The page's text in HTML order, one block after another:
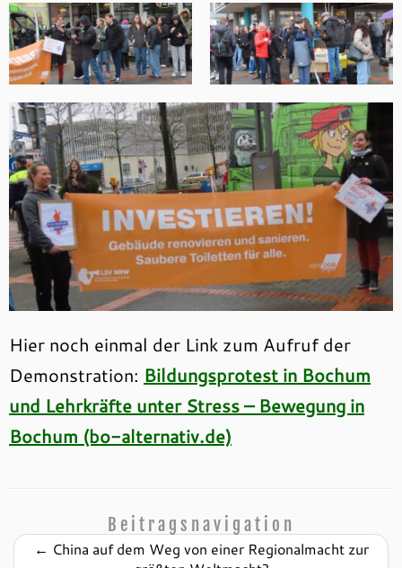
Hier noch einmal der Link zum Aufruf der
Demonstration: Bildungsprotest in Bochum
und Lehrkräfte unter Stress – Bewegung in
Bochum (bo-alternativ.de)
Beitragsnavigation
← China auf dem Weg von einer Regionalmacht zur